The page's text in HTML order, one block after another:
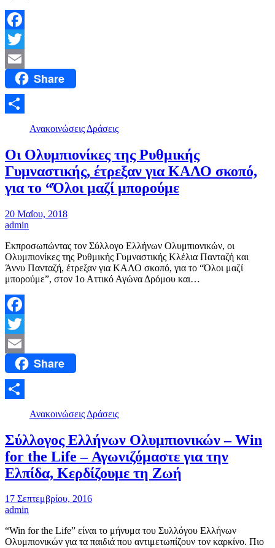
Facebook
Twitter
Email Share
Μοιραστείτε
Ανακοινώσεις Δράσεις
Οι Ολυμπιονίκες της Ρυθμικής
Γυμναστικής, έτρεξαν για ΚΑΛΟ σκοπό,
για το “Όλοι μαζί μπορούμε
20 Μαΐου, 2018
admin
Εκπροσωπώντας τον Σύλλογο Ελλήνων Ολυμπιονικών, οι
Ολυμπιονίκες της Ρυθμικής Γυμναστικής Κλέλια Πανταζή και
Άννυ Πανταζή, έτρεξαν για ΚΑΛΟ σκοπό, για το “Όλοι μαζί
μπορούμε”, στον 1ο Αττικό Αγώνα Δρόμου και…
Facebook
Twitter
Email Share
Μοιραστείτε
Ανακοινώσεις Δράσεις
Σύλλογος Ελλήνων Ολυμπιονικών – Win
for the Life – Αγωνιζόμαστε για την
Ελπίδα, Κερδίζουμε τη Ζωή
17 Σεπτεμβρίου, 2016
admin
“Win for the Life” είναι το μήνυμα του Συλλόγου Ελλήνων
Ολυμπιονικών για τα παιδιά που αντιμετωπίζουν τον καρκίνο. Πιο